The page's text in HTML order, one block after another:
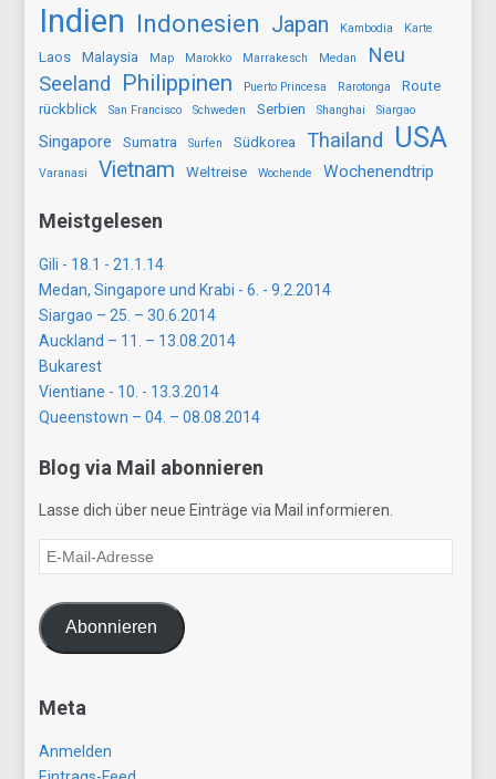
Indien Indonesien Japan Kambodia Karte
Laos Malaysia Map Marokko Marrakesch Medan
Neu
Seeland Philippinen Puerto Princesa Rarotonga
Route
rückblick
San Francisco Schweden Serbien Shanghai Siargao
Singapore Sumatra Surfen Südkorea Thailand USA
Varanasi Vietnam Weltreise Wochende Wochenendtrip
Meistgelesen
Gili - 18.1 - 21.1.14
Medan, Singapore und Krabi - 6. - 9.2.2014
Siargao – 25. – 30.6.2014
Auckland – 11. – 13.08.2014
Bukarest
Vientiane - 10. - 13.3.2014
Queenstown – 04. – 08.08.2014
Blog via Mail abonnieren
Lasse dich über neue Einträge via Mail informieren.
E-
Mail-
Abonnieren
Meta
Anmelden